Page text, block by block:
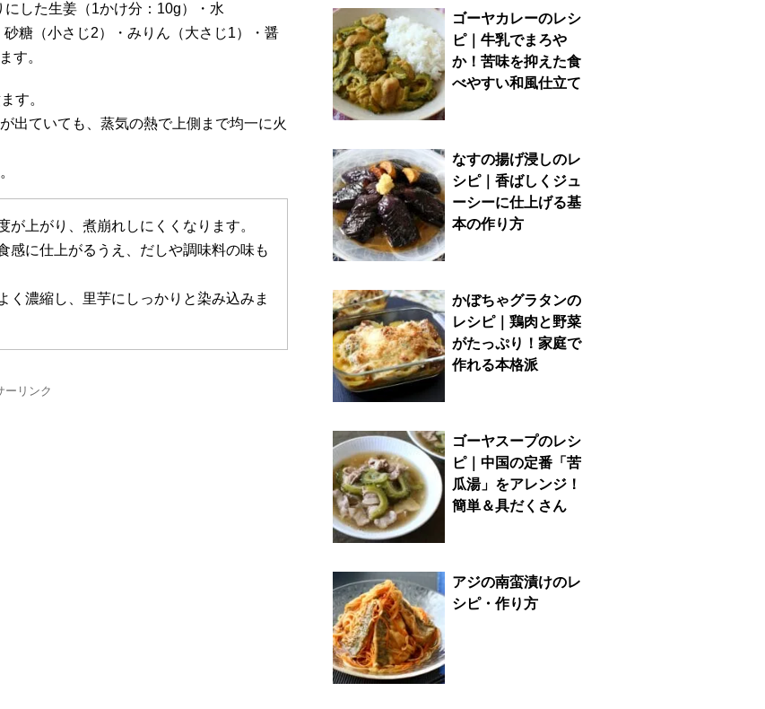
糖（小さじ2）・みりん（大さじ1）・醤
す。
す。
出ていても、蒸気の熱で上側まで均一に火
上がり、煮崩れしにくくなります。
感に仕上がるうえ、だしや調味料の味も
く濃縮し、里芋にしっかりと染み込みま
ーリンク
ゴーヤカレーのレシ
ピ｜牛乳でまろや
か！苦味を抑えた食
べやすい和風仕立て
なすの揚げ浸しのレ
シピ｜香ばしくジュ
ーシーに仕上げる基
本の作り方
かぼちゃグラタンの
レシピ｜鶏肉と野菜
がたっぷり！家庭で
作れる本格派
ゴーヤスープのレシ
ピ｜中国の定番「苦
瓜湯」をアレンジ！
簡単＆具だくさん
アジの南蛮漬けのレ
シピ・作り方